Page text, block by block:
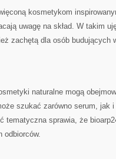
kosmetykom
uwagę na skład. W takim
zachętą dla osób budujących
naturalne mogą
szukać zarówno serum, jak i
tematyczna sprawia, że
odbiorców.